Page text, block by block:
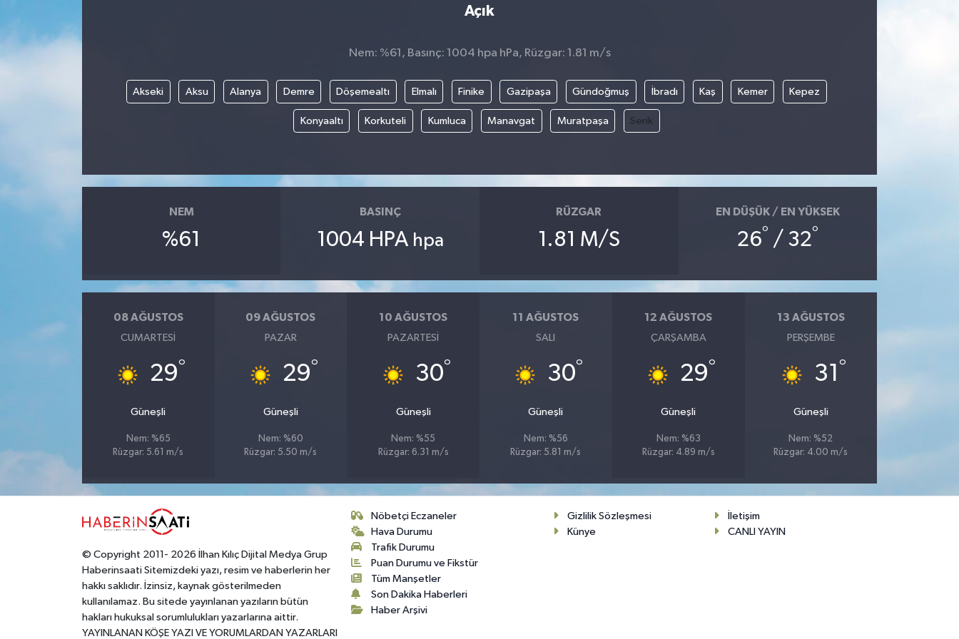
Açık
Nem: %61, Basınç: 1004 hpa hPa, Rüzgar: 1.81 m/s
Akseki Aksu Alanya Demre Döşemealtı Elmalı Finike Gazipaşa Gündoğmuş İbradı Kaş Kemer Kepez
Konyaaltı Korkuteli Kumluca Manavgat Muratpaşa Serik
NEM
%61
BASINÇ
1004 HPA hpa
RÜZGAR
1.81 M/S
EN DÜŞÜK / EN YÜKSEK
26° / 32°
08 AĞUSTOS
CUMARTESI
29°
Güneşli
Nem: %65
Rüzgar: 5.61 m/s
09 AĞUSTOS
PAZAR
29°
Güneşli
Nem: %60
Rüzgar: 5.50 m/s
10 AĞUSTOS
PAZARTESI
30°
Güneşli
Nem: %55
Rüzgar: 6.31 m/s
11 AĞUSTOS
SALI
30°
Güneşli
Nem: %56
Rüzgar: 5.81 m/s
12 AĞUSTOS
ÇARŞAMBA
29°
Güneşli
Nem: %63
Rüzgar: 4.89 m/s
13 AĞUSTOS
PERŞEMBE
31 °
Güneşli
Nem: %52
Rüzgar: 4.00 m/s
© Copyright 2011- 2026 İlhan Kılıç Dijital Medya Grup
Haberinsaati Sitemizdeki yazı, resim ve haberlerin her
hakkı saklıdır. İzinsiz, kaynak gösterilmeden
kullanılamaz. Bu sitede yayınlanan yazıların bütün
hakları hukuksal sorumlulukları yazarlarına aittir.
YAYINLANAN KÖŞE YAZI VE YORUMLARDAN YAZARLARI
Nöbetçi Eczaneler
Hava Durumu
Trafik Durumu
Puan Durumu ve Fikstür
Tüm Manşetler
Son Dakika Haberleri
Haber Arşivi
Gizlilik Sözleşmesi
İletişim
Künye
CANLI YAYIN
Gündem
Siyaset